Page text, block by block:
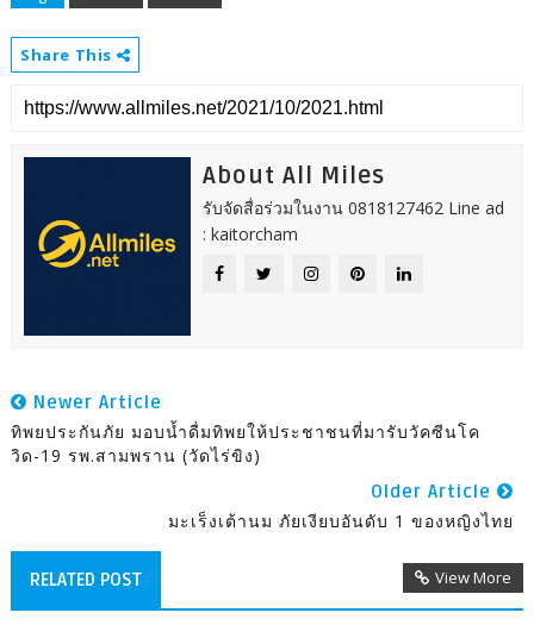
Share This
About All Miles
รับจัดสื่อร่วมในงาน 0818127462 Line ad
: kaitorcham
Newer Article
ทิพยประกันภัย มอบน้ำดื่มทิพยให้ประชาชนที่มารับวัคซีนโค
วิด-19 รพ.สามพราน (วัดไร่ขิง)
Older Article
มะเร็งเต้านม ภัยเงียบอันดับ 1 ของหญิงไทย
RELATED POST View More